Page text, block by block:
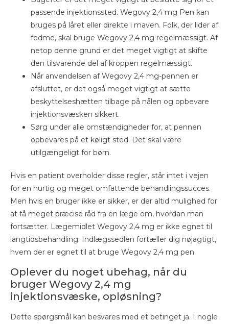
passende injektionssted. Wegovy 2,4 mg Pen kan
bruges på låret eller direkte i maven. Folk, der lider af
fedme, skal bruge Wegovy 2,4 mg regelmæssigt. Af
netop denne grund er det meget vigtigt at skifte
den tilsvarende del af kroppen regelmæssigt.
Når anvendelsen af Wegovy 2,4 mg-pennen er
afsluttet, er det også meget vigtigt at sætte
beskyttelseshætten tilbage på nålen og opbevare
injektionsvæsken sikkert.
Sørg under alle omstændigheder for, at pennen
opbevares på et køligt sted. Det skal være
utilgængeligt for børn.
Hvis en patient overholder disse regler, står intet i vejen
for en hurtig og meget omfattende behandlingssucces.
Men hvis en bruger ikke er sikker, er der altid mulighed for
at få meget præcise råd fra en læge om, hvordan man
fortsætter. Lægemidlet Wegovy 2,4 mg er ikke egnet til
langtidsbehandling. Indlægssedlen fortæller dig nøjagtigt,
hvem der er egnet til at bruge Wegovy 2,4 mg pen.
Oplever du noget ubehag, når du
bruger Wegovy 2,4 mg
injektionsvæske, opløsning?
Dette spørgsmål kan besvares med et betinget ja. I nogle